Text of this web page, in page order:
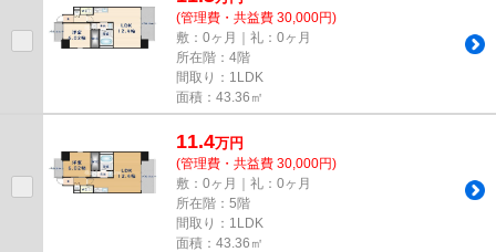
(管理費・共益費 30,000円)
敷：0ヶ月｜礼：0ヶ月
所在階：4階
間取り：1LDK
面積：43.36㎡
11.4万円
(管理費・共益費 30,000円)
敷：0ヶ月｜礼：0ヶ月
所在階：5階
間取り：1LDK
面積：43.36㎡